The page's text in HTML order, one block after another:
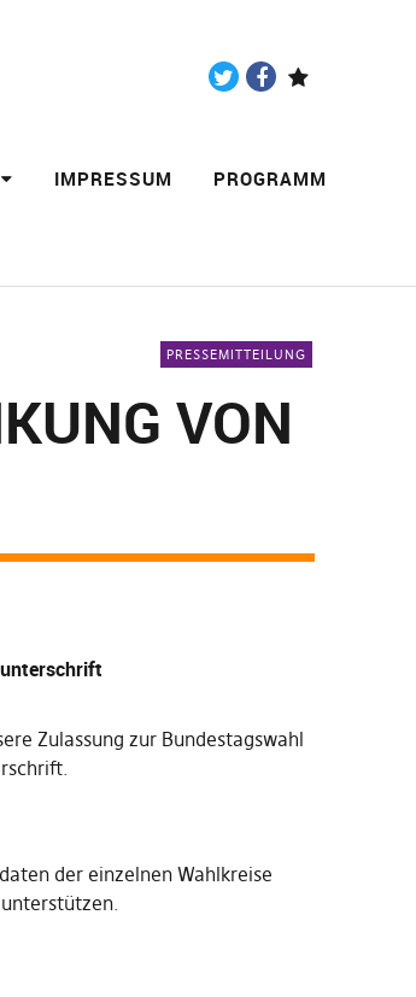
IMPRESSUM PROGRAMM
PRESSEMITTEILUNG
VON
Zulassung zur Bundestagswahl
.
der einzelnen Wahlkreise
.